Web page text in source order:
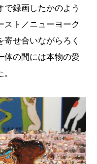
録画したかのよう
ト／ニューヨーク
せ合いながらろく
体の間には本物の愛